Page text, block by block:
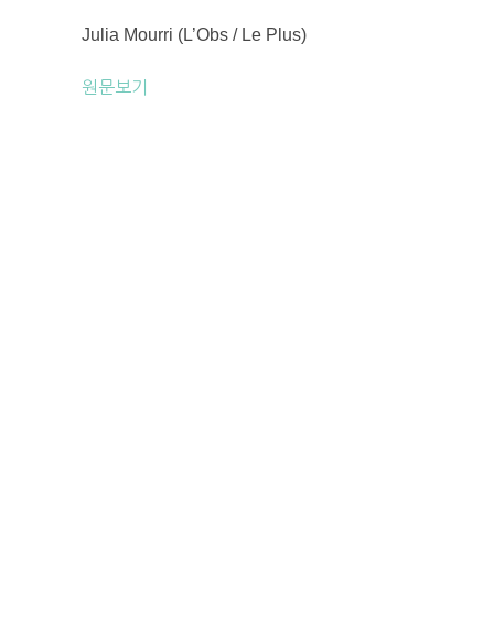
Julia Mourri (L’Obs / Le Plus)
원문보기